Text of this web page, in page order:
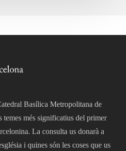
Basílica Metropolitana de
temes més significatius del primer
La consulta us donarà a
i quines són les coses que us